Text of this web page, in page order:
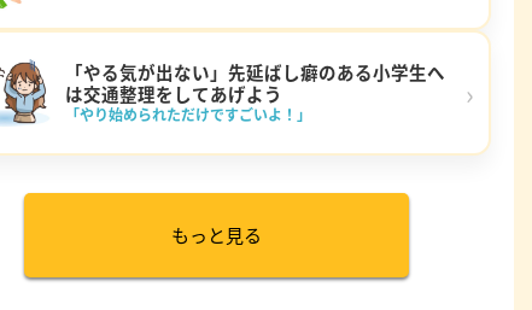
「やる気が出ない」先延ばし癖のある小学生へ
は交通整理をしてあげよう
「やり始められただけですごいよ！」
›
もっと見る